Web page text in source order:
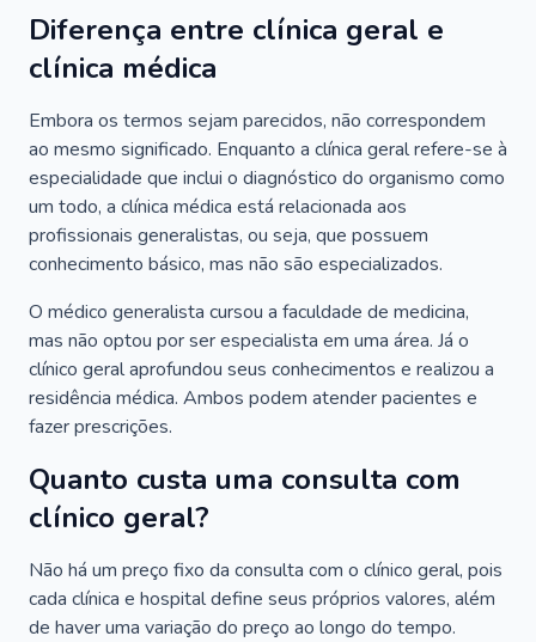
Diferença entre clínica geral e
clínica médica
Embora os termos sejam parecidos, não correspondem
ao mesmo significado. Enquanto a clínica geral refere-se à
especialidade que inclui o diagnóstico do organismo como
um todo, a clínica médica está relacionada aos
profissionais generalistas, ou seja, que possuem
conhecimento básico, mas não são especializados.
O médico generalista cursou a faculdade de medicina,
mas não optou por ser especialista em uma área. Já o
clínico geral aprofundou seus conhecimentos e realizou a
residência médica. Ambos podem atender pacientes e
fazer prescrições.
Quanto custa uma consulta com
clínico geral?
Não há um preço fixo da consulta com o clínico geral, pois
cada clínica e hospital define seus próprios valores, além
de haver uma variação do preço ao longo do tempo.